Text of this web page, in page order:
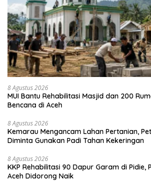
8 Agustus 2026
MUI Bantu Rehabilitasi Masjid dan 200
Bencana di Aceh
8 Agustus 2026
Kemarau Mengancam Lahan Pertanian,
Diminta Gunakan Padi Tahan Kekeringan
8 Agustus 2026
KKP Rehabilitasi 90 Dapur Garam di Pidie,
Aceh Didorong Naik